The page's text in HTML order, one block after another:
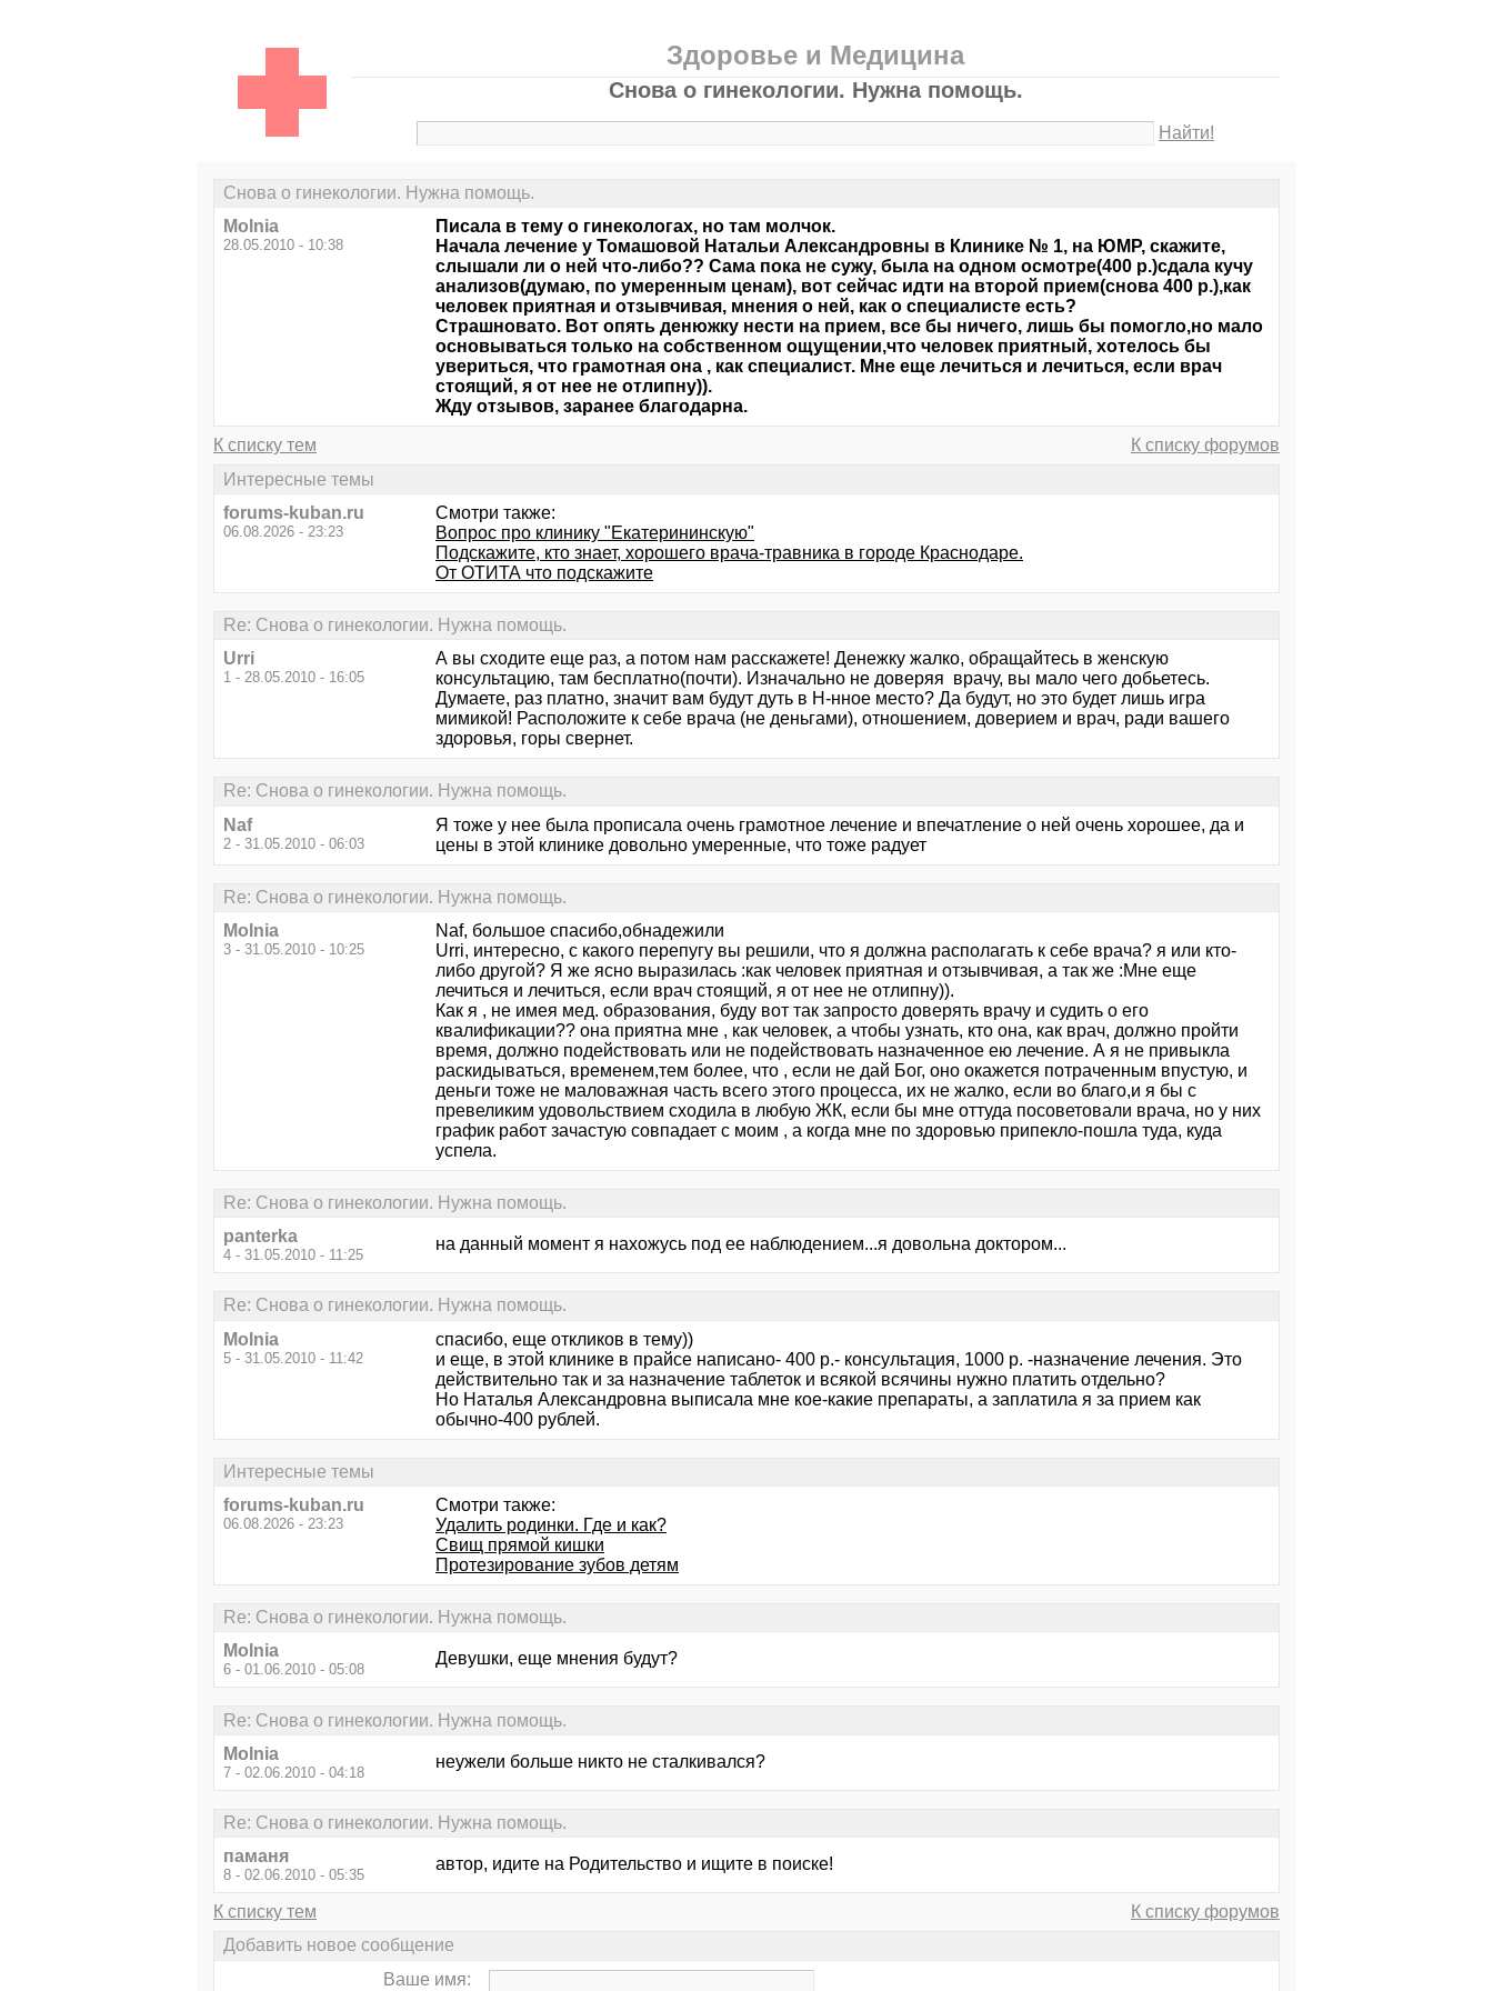
Здоровье и Медицина
Снова о гинекологии. Нужна помощь.
Найти!
Снова о гинекологии. Нужна помощь.
Molnia
28.05.2010 - 10:38
Писала в тему о гинекологах, но там молчок.
Начала лечение у Томашовой Натальи Александровны в Клинике № 1, на ЮМР, скажите,
слышали ли о ней что-либо?? Сама пока не сужу, была на одном осмотре(400 р.)сдала кучу
анализов(думаю, по умеренным ценам), вот сейчас идти на второй прием(снова 400 р.),как
человек приятная и отзывчивая, мнения о ней, как о специалисте есть?
Страшновато. Вот опять денюжку нести на прием, все бы ничего, лишь бы помогло,но мало
основываться только на собственном ощущении,что человек приятный, хотелось бы
увериться, что грамотная она , как специалист. Мне еще лечиться и лечиться, если врач
стоящий, я от нее не отлипну)).
Жду отзывов, заранее благодарна.
К списку тем
К списку форумов
Интересные темы
forums-kuban.ru
06.08.2026 - 23:23
Смотри также:
Вопрос про клинику "Екатерининскую"
Подскажите, кто знает, хорошего врача-травника в городе Краснодаре.
От ОТИТА что подскажите
Re: Снова о гинекологии. Нужна помощь.
Urri
1 - 28.05.2010 - 16:05
А вы сходите еще раз, а потом нам расскажете! Денежку жалко, обращайтесь в женскую
консультацию, там бесплатно(почти). Изначально не доверяя врачу, вы мало чего добьетесь.
Думаете, раз платно, значит вам будут дуть в Н-нное место? Да будут, но это будет лишь игра
мимикой! Расположите к себе врача (не деньгами), отношением, доверием и врач, ради вашего
здоровья, горы свернет.
Re: Снова о гинекологии. Нужна помощь.
Naf
2 - 31.05.2010 - 06:03
Я тоже у нее была прописала очень грамотное лечение и впечатление о ней очень хорошее, да и
цены в этой клинике довольно умеренные, что тоже радует
Re: Снова о гинекологии. Нужна помощь.
Molnia
3 - 31.05.2010 - 10:25
Naf, большое спасибо,обнадежили
Urri, интересно, с какого перепугу вы решили, что я должна располагать к себе врача? я или кто-
либо другой? Я же ясно выразилась :как человек приятная и отзывчивая, а так же :Мне еще
лечиться и лечиться, если врач стоящий, я от нее не отлипну)).
Как я , не имея мед. образования, буду вот так запросто доверять врачу и судить о его
квалификации?? она приятна мне , как человек, а чтобы узнать, кто она, как врач, должно пройти
время, должно подействовать или не подействовать назначенное ею лечение. А я не привыкла
раскидываться, временем,тем более, что , если не дай Бог, оно окажется потраченным впустую, и
деньги тоже не маловажная часть всего этого процесса, их не жалко, если во благо,и я бы с
превеликим удовольствием сходила в любую ЖК, если бы мне оттуда посоветовали врача, но у них
график работ зачастую совпадает с моим , а когда мне по здоровью припекло-пошла туда, куда
успела.
Re: Снова о гинекологии. Нужна помощь.
panterka
4 - 31.05.2010 - 11:25
на данный момент я нахожусь под ее наблюдением...я довольна доктором...
Re: Снова о гинекологии. Нужна помощь.
Molnia
5 - 31.05.2010 - 11:42
спасибо, еще откликов в тему))
и еще, в этой клинике в прайсе написано- 400 р.- консультация, 1000 р. -назначение лечения. Это
действительно так и за назначение таблеток и всякой всячины нужно платить отдельно?
Но Наталья Александровна выписала мне кое-какие препараты, а заплатила я за прием как
обычно-400 рублей.
Интересные темы
forums-kuban.ru
06.08.2026 - 23:23
Смотри также:
Удалить родинки. Где и как?
Свищ прямой кишки
Протезирование зубов детям
Re: Снова о гинекологии. Нужна помощь.
Molnia
6 - 01.06.2010 - 05:08
Девушки, еще мнения будут?
Re: Снова о гинекологии. Нужна помощь.
Molnia
7 - 02.06.2010 - 04:18
неужели больше никто не сталкивался?
Re: Снова о гинекологии. Нужна помощь.
паманя
8 - 02.06.2010 - 05:35
автор, идите на Родительство и ищите в поиске!
К списку тем
К списку форумов
Добавить новое сообщение
Ваше имя: